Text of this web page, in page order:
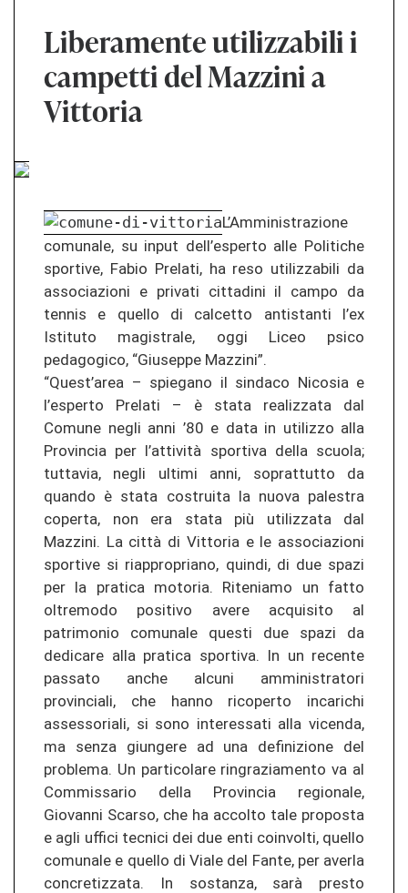
Liberamente utilizzabili i
campetti del Mazzini a
Vittoria
L’Amministrazione
comunale, su input dell’esperto alle Politiche
sportive, Fabio Prelati, ha reso utilizzabili da
associazioni e privati cittadini il campo da
tennis e quello di calcetto antistanti l’ex
Istituto magistrale, oggi Liceo psico
pedagogico, “Giuseppe Mazzini”.
“Quest’area – spiegano il sindaco Nicosia e
l’esperto Prelati – è stata realizzata dal
Comune negli anni ’80 e data in utilizzo alla
Provincia per l’attività sportiva della scuola;
tuttavia, negli ultimi anni, soprattutto da
quando è stata costruita la nuova palestra
coperta, non era stata più utilizzata dal
Mazzini. La città di Vittoria e le associazioni
sportive si riappropriano, quindi, di due spazi
per la pratica motoria. Riteniamo un fatto
oltremodo positivo avere acquisito al
patrimonio comunale questi due spazi da
dedicare alla pratica sportiva. In un recente
passato anche alcuni amministratori
provinciali, che hanno ricoperto incarichi
assessoriali, si sono interessati alla vicenda,
ma senza giungere ad una definizione del
problema. Un particolare ringraziamento va al
Commissario della Provincia regionale,
Giovanni Scarso, che ha accolto tale proposta
e agli uffici tecnici dei due enti coinvolti, quello
comunale e quello di Viale del Fante, per averla
concretizzata. In sostanza, sarà presto